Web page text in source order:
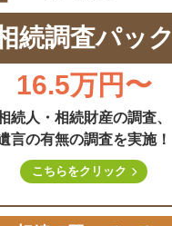
続調査パック
16.5万円〜
続人・相続財産の調査、
言の有無の調査を実施！
こちらをクリック